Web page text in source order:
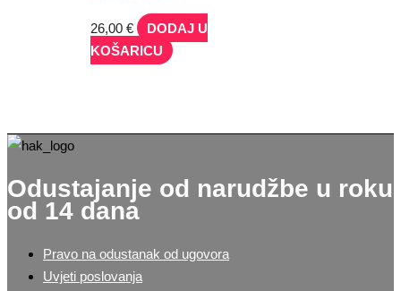
26,00€
DODAJ U
KOŠARICU
Odustajanje od narudžbe u roku
od 14 dana
Pravo na odustanak od ugovora
Uvjeti poslovanja